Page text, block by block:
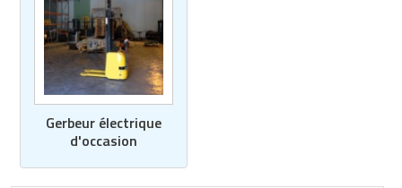
Gerbeur électrique
d'occasion